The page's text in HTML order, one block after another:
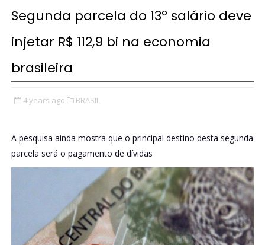
Segunda parcela do 13º salário deve
injetar R$ 112,9 bi na economia
brasileira
4 years ago BRASIL,
A pesquisa ainda mostra que o principal destino desta segunda
parcela será o pagamento de dívidas